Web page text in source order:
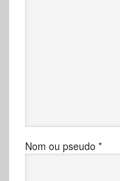
Nom ou pseudo *